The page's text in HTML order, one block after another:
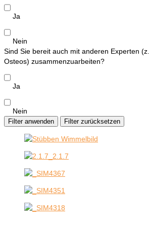
Ja
Nein
Sind Sie bereit auch mit anderen Experten
Osteos) zusammenzuarbeiten?
Ja
Nein
Filter anwenden Filter zurücksetzen